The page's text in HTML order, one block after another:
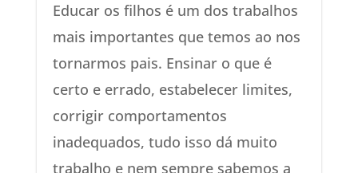
Educar os filhos é um dos trabalhos
mais importantes que temos ao nos
tornarmos pais. Ensinar o que é
certo e errado, estabelecer limites,
corrigir comportamentos
inadequados, tudo isso dá muito
trabalho e nem sempre sabemos a